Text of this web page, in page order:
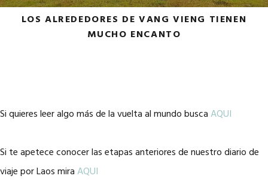
LOS ALREDEDORES DE VANG VIENG TIENEN
MUCHO ENCANTO
Si quieres leer algo más de la vuelta al mundo buscaAQUI
Si te apetece conocer las etapas anteriores de nuestro diario de
viaje por Laos miraAQUI